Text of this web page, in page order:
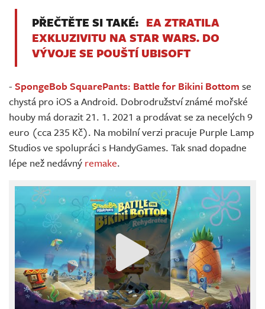
PŘEČTĚTE SI TAKÉ: EA ZTRATILA
EXKLUZIVITU NA STAR WARS. DO
VÝVOJE SE POUŠTÍ UBISOFT
- SpongeBob SquarePants: Battle for Bikini Bottom se
chystá pro iOS a Android. Dobrodružství známé mořské
houby má dorazit 21. 1. 2021 a prodávat se za necelých 9
euro (cca 235 Kč). Na mobilní verzi pracuje Purple Lamp
Studios ve spolupráci s HandyGames. Tak snad dopadne
lépe než nedávný remake.